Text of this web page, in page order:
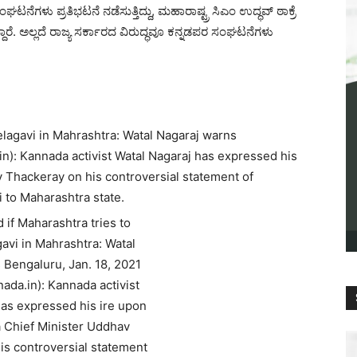
ಪ್ರತಿಭಟನೆ ನಡೆಸುತ್ತಿದ್ದು, ಮಹಾರಾಷ್ಟ್ರ ಸಿಎಂ ಉದ್ಧವ್ ಠಾಕ್ರೆ
ಅಲ್ಲದೆ ರಾಜ್ಯ ಸರ್ಕಾರದ ವಿರುದ್ಧವೂ ಕನ್ನಡಪರ ಸಂಘಟನೆಗಳು
in Mahrashtra: Watal Nagaraj warns
Kannada activist Watal Nagaraj has expressed his
on his controversial statement of
Maharashtra state.